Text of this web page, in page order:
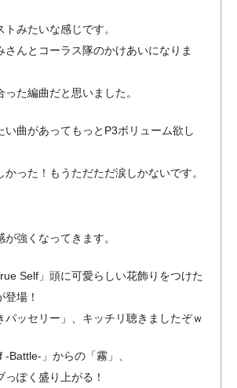
みたいな感じです。
さんとコーラス隊のかけあいになりま
た編曲だと思いました。
い曲があってもっとP3ボリューム欲し
かった！もうただただ涙しかないです。
強くなってきます。
Self」頭に可愛らしい花飾りをつけた
場！
パッセリー」、キッチリ聴きましたぞｗ
-Battle-」からの「霧」、
ぽく盛り上がる！